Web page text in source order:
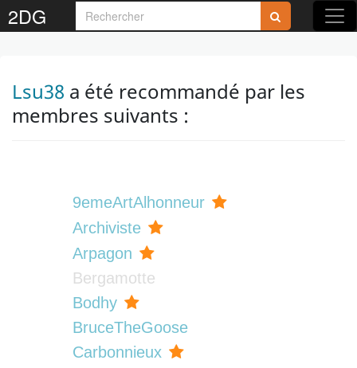
2DG
Lsu38 a été recommandé par les
membres suivants :
9emeArtAlhonneur
Archiviste
Arpagon
Bergamotte
Bodhy
BruceTheGoose
Carbonnieux